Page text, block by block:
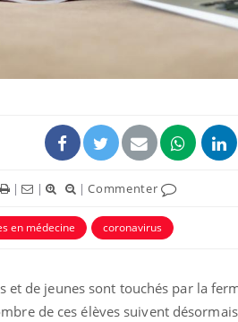
| | |Commenter
en médecine coronavirus
et de jeunes sont touchés par la
de ces élèves suivent